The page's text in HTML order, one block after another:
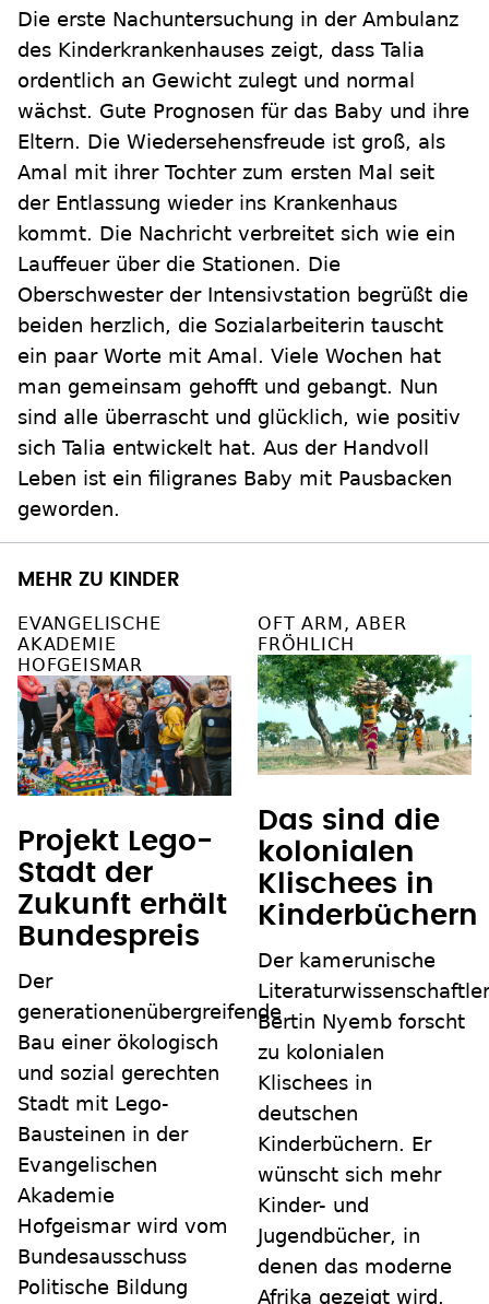
Die erste Nachuntersuchung in der Ambulanz
des Kinderkrankenhauses zeigt, dass Talia
ordentlich an Gewicht zulegt und normal
wächst. Gute Prognosen für das Baby und ihre
Eltern. Die Wiedersehensfreude ist groß, als
Amal mit ihrer Tochter zum ersten Mal seit
der Entlassung wieder ins Krankenhaus
kommt. Die Nachricht verbreitet sich wie ein
Lauffeuer über die Stationen. Die
Oberschwester der Intensivstation begrüßt die
beiden herzlich, die Sozialarbeiterin tauscht
ein paar Worte mit Amal. Viele Wochen hat
man gemeinsam gehofft und gebangt. Nun
sind alle überrascht und glücklich, wie positiv
sich Talia entwickelt hat. Aus der Handvoll
Leben ist ein filigranes Baby mit Pausbacken
geworden.
MEHR ZU KINDER
EVANGELISCHE
AKADEMIE
HOFGEISMAR
Projekt Lego-
Stadt der
Zukunft erhält
Bundespreis
Der
generationenübergreifende
Bau einer ökologisch
und sozial gerechten
Stadt mit Lego-
Bausteinen in der
Evangelischen
Akademie
Hofgeismar wird vom
Bundesausschuss
Politische Bildung
OFT ARM, ABER
FRÖHLICH
Das sind die
kolonialen
Klischees in
Kinderbüchern
Der kamerunische
Literaturwissenschaftler
Bertin Nyemb forscht
zu kolonialen
Klischees in
deutschen
Kinderbüchern. Er
wünscht sich mehr
Kinder- und
Jugendbücher, in
denen das moderne
Afrika gezeigt wird.